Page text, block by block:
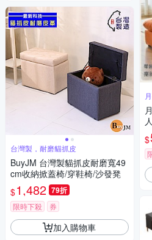
台灣製，耐磨貓抓皮
BuyJM 台灣製貓抓皮耐磨寬49
cm收納掀蓋椅/穿鞋椅/沙發凳
$1,482 79折
限時下殺 券
加入購物車
$